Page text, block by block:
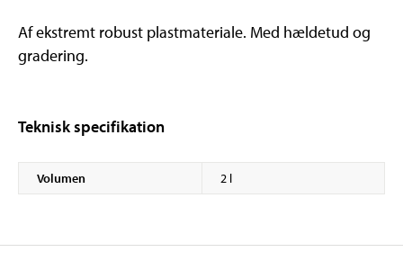
Af ekstremt robust plastmateriale. Med hældetud og
gradering.
Teknisk specifikation
Volumen 2 l